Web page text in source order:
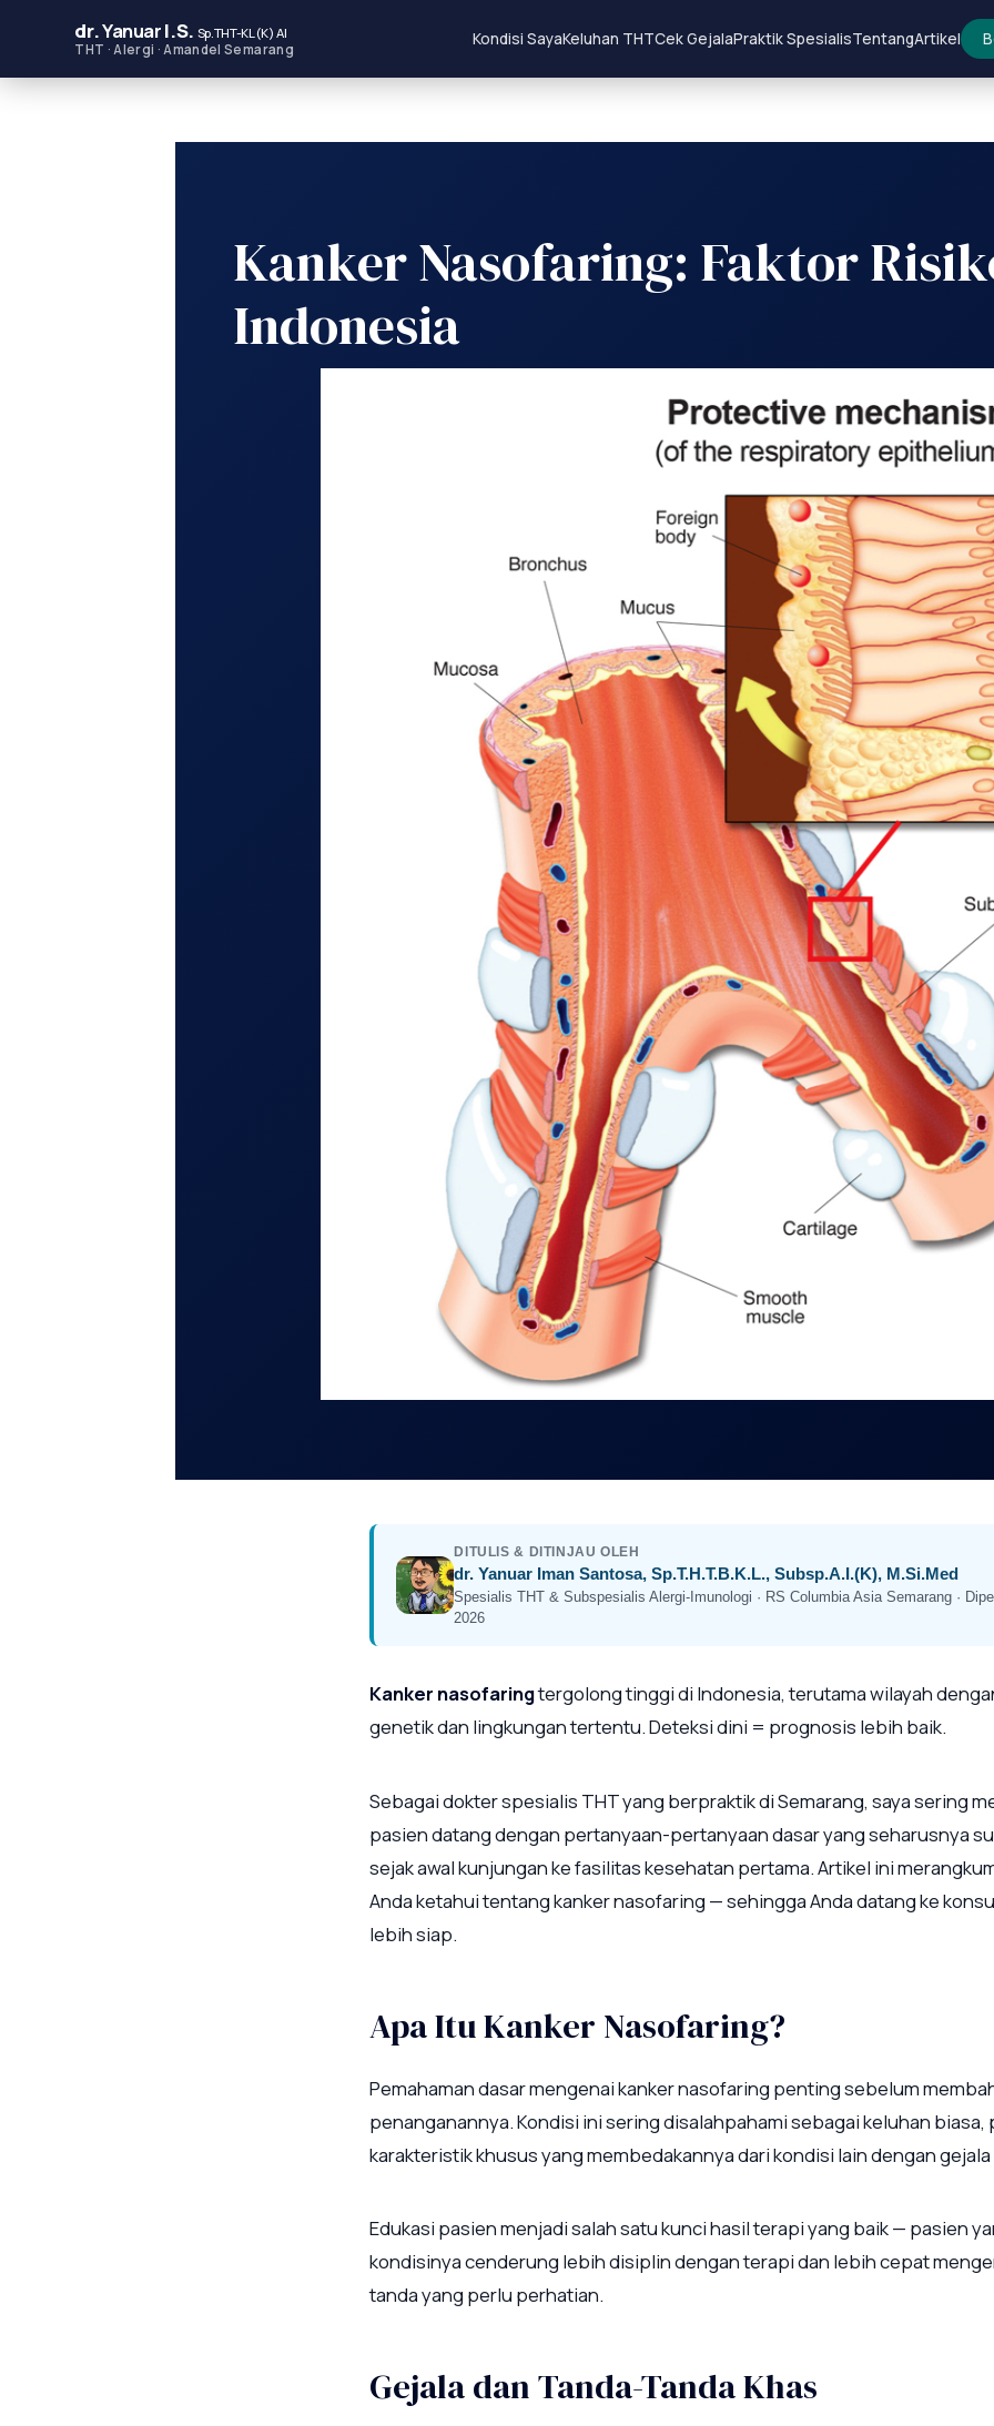
dr.YanuarI.S. Sp.THT-KL (K) AI
THT · Alergi · Amandel Semarang
Kondisi SayaKeluhan THTCek GejalaPraktik SpesialisTentangArtikel
Kanker Nasofaring: Faktor
Indonesia
DITULIS & DITINJAU OLEH
dr. Yanuar Iman Santosa, Sp.T.H.T.B.K.L., Subsp.A.I.(K), M.Si.Med
Spesialis THT & Subspesialis Alergi-Imunologi · RS Columbia Asia Semarang ·
2026
Kanker nasofaringtergolong tinggi di Indonesia, terutama wilayah
genetik dan lingkungan tertentu. Deteksi dini = prognosis lebih baik.
Sebagai dokter spesialis THT yang berpraktik di Semarang, saya sering
pasien datang dengan pertanyaan-pertanyaan dasar yang seharusnya
sejak awal kunjungan ke fasilitas kesehatan pertama. Artikel ini
Anda ketahui tentang kanker nasofaring — sehingga Anda datang ke
lebih siap.
Apa Itu Kanker Nasofaring?
Pemahaman dasar mengenai kanker nasofaring penting sebelum
penanganannya. Kondisi ini sering disalahpahami sebagai keluhan biasa,
karakteristik khusus yang membedakannya dari kondisi lain dengan
Edukasi pasien menjadi salah satu kunci hasil terapi yang baik — pasien
kondisinya cenderung lebih disiplin dengan terapi dan lebih cepat
tanda yang perlu perhatian.
Gejala dan Tanda-Tanda Khas